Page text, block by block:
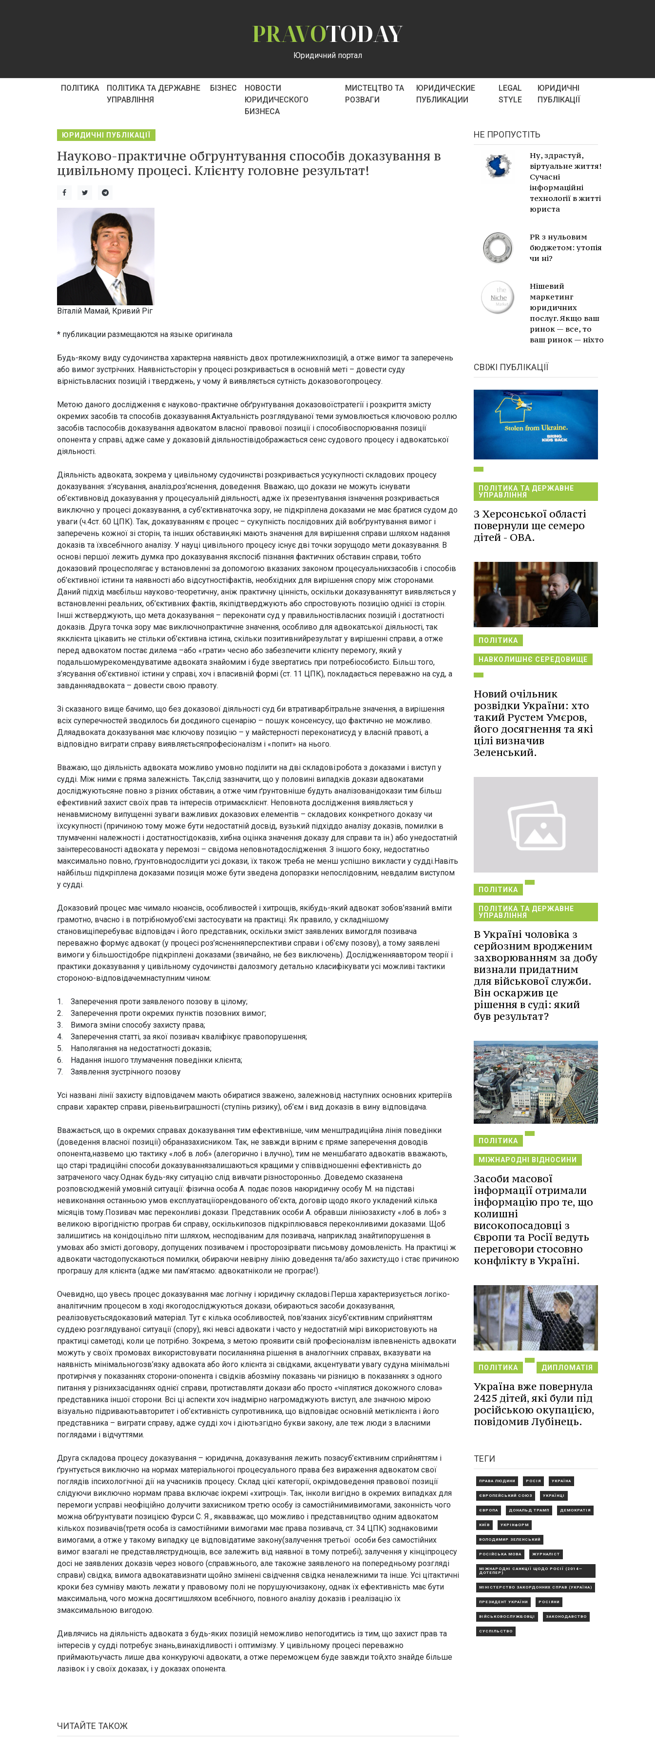
PRAVOTODAY
Юридичний портал
ПОЛІТИКА
ПОЛІТИКА ТА ДЕРЖАВНЕ
УПРАВЛІННЯ
БІЗНЕС
НОВОСТИ
ЮРИДИЧЕСКОГО
БИЗНЕСА
МИСТЕЦТВО ТА
РОЗВАГИ
ЮРИДИЧЕСКИЕ
ПУБЛИКАЦИИ
LEGAL
STYLE
ЮРИДИЧНІ
ПУБЛІКАЦІЇ
ЮРИДИЧНІ ПУБЛІКАЦІЇ
Науково-практичне обгрунтування способів доказування в
цивільному процесі. Клієнту головне результат!
Віталій Мамай, Кривий Ріг
* публикации размещаются на языке оригинала
Будь-якому виду судочинства характерна наявність двох протилежнихпозицій, а отже вимог та заперечень
або вимог зустрічних. Наявністьсторін у процесі розкривається в основній меті – довести суду
вірністьвласних позицій і тверджень, у чому й виявляється сутність доказовогопроцесу.
Метою даного дослідження є науково-практичне обґрунтування доказовоїстратегії і розкриття змісту
окремих засобів та способів доказування.Актуальність розглядуваної теми зумовлюється ключовою роллю
засобів таспособів доказування адвокатом власної правової позиції і способівоспорювання позиції
опонента у справі, адже саме у доказовій діяльностівідображається сенс судового процесу і адвокатської
діяльності.
Діяльність адвоката, зокрема у цивільному судочинстві розкривається усукупності складових процесу
доказування: з’ясування, аналіз,роз’яснення, доведення. Вважаю, що докази не можуть існувати
об’єктивновід доказування у процесуальній діяльності, адже їх презентування ізначення розкривається
виключно у процесі доказування, а суб’єктивнаточка зору, не підкріплена доказами не має братися судом до
уваги (ч.4ст. 60 ЦПК). Так, доказуванням є процес – сукупність послідовних дій вобґрунтування вимог і
заперечень кожної зі сторін, та інших обставин,які мають значення для вирішення справи шляхом надання
доказів та їхвсебічного аналізу. У науці цивільного процесу існує дві точки зорущодо мети доказування. В
основі першої лежить думка про доказування якспосіб пізнання фактичних обставин справи, тобто
доказовий процесполягає у встановленні за допомогою вказаних законом процесуальнихзасобів і способів
об’єктивної істини та наявності або відсутностіфактів, необхідних для вирішення спору між сторонами.
Даний підхід маєбільш науково-теоретичну, аніж практичну цінність, оскільки доказуваннятут виявляється у
встановленні реальних, об’єктивних фактів, якіпідтверджують або спростовують позицію однієї із сторін.
Інші жстверджують, що мета доказування – переконати суд у правильностівласних позицій і достатності
доказів. Друга точка зору має виключнопрактичне значення, особливо для адвокатської діяльності, так
якклієнта цікавить не стільки об’єктивна істина, скільки позитивнийрезультат у вирішенні справи, а отже
перед адвокатом постає дилема –або «грати» чесно або забезпечити клієнту перемогу, який у
подальшомурекомендуватиме адвоката знайомим і буде звертатись при потребіособисто. Більш того,
з’ясування об’єктивної істини у справі, хоч і впасивній формі (ст. 11 ЦПК), покладається переважно на суд, а
завданняадвоката – довести свою правоту.
Зі сказаного вище бачимо, що без доказової діяльності суд би втративарбітральне значення, а вирішення
всіх суперечностей зводилось би доєдиного сценарію – пошук консенсусу, що фактично не можливо.
Дляадвоката доказування має ключову позицію – у майстерності переконатисуд у власній правоті, а
відповідно виграти справу виявляєтьсяпрофесіоналізм і «попит» на нього.
Вважаю, що діяльність адвоката можливо умовно поділити на дві складові:робота з доказами і виступ у
судді. Між ними є пряма залежність. Так,слід зазначити, що у половині випадків докази адвокатами
досліджуютьсяне повно з різних обставин, а отже чим ґрунтовніше будуть аналізованідокази тим більш
ефективний захист своїх прав та інтересів отримаєклієнт. Неповнота дослідження виявляється у
ненавмисному випущенні зуваги важливих доказових елементів – складових конкретного доказу чи
їхсукупності (причиною тому може бути недостатній досвід, вузький підхіддо аналізу доказів, помилки в
тлумаченні належності і достатностідоказів, хибна оцінка значення доказу для справи та ін.) або унедостатній
заінтересованості адвоката у перемозі – свідома неповнотадослідження. З іншого боку, недостатньо
максимально повно, ґрунтовнодослідити усі докази, їх також треба не менш успішно викласти у судді.Навіть
найбільш підкріплена доказами позиція може бути зведена допоразки непослідовним, невдалим виступом
у судді.
Доказовий процес має чимало нюансів, особливостей і хитрощів, якібудь-який адвокат зобов’язаний вміти
грамотно, вчасно і в потрібномуоб’ємі застосувати на практиці. Як правило, у складнішому
становищіперебуває відповідач і його представник, оскільки зміст заявлених вимогдля позивача
переважно формує адвокат (у процесі роз’ясненняперспективи справи і об’єму позову), а тому заявлені
вимоги у більшостідобре підкріплені доказами (звичайно, не без виключень). Дослідженняавтором теорії і
практики доказування у цивільному судочинстві далозмогу детально класифікувати усі можливі тактики
стороною-відповідачемнаступним чином:
1. Заперечення проти заявленого позову в цілому;
2. Заперечення проти окремих пунктів позовних вимог;
3. Вимога зміни способу захисту права;
4. Заперечення статті, за якої позивач кваліфікує правопорушення;
5. Наполягання на недостатності доказів;
6. Надання іншого тлумачення поведінки клієнта;
7. Заявлення зустрічного позову
Усі названі лінії захисту відповідачем мають обиратися зважено, залежновід наступних основних критеріїв
справи: характер справи, рівеньвиграшності (ступінь ризику), об’єм і вид доказів в вину відповідача.
Вважається, що в окремих справах доказування тим ефективніше, чим менштрадиційна лінія поведінки
(доведення власної позиції) обраназахисником. Так, не завжди вірним є пряме заперечення доводів
опонента,назвемо цю тактику «лоб в лоб» (алегорично і влучно), тим не меншбагато адвокатів вважають,
що старі традиційні способи доказуваннязалишаються кращими у співвідношенні ефективність до
затраченого часу.Однак будь-яку ситуацію слід вивчати різносторонньо. Доведемо сказанена
розповсюдженій умовній ситуації: фізична особа А. подає позов наюридичну особу М. на підставі
невиконання останньою умов експлуатаціїорендованого об’єкта, договір щодо якого укладений кілька
місяців тому.Позивач має переконливі докази. Представник особи А. обравши лініюзахисту «лоб в лоб» з
великою вірогідністю програв би справу, оскількипозов підкріплювався переконливими доказами. Щоб
залишитись на конідоцільно піти шляхом, несподіваним для позивача, наприклад знайтипорушення в
умовах або змісті договору, допущених позивачем і просторозірвати письмову домовленість. На практиці ж
адвокати частодопускаються помилки, обираючи невірну лінію доведення та/або захисту,що і стає причиною
програшу для клієнта (адже ми пам’ятаємо: адвокатніколи не програє!).
Очевидно, що увесь процес доказування має логічну і юридичну складові.Перша характеризується логіко-
аналітичним процесом в ході якогодосліджуються докази, обираються засоби доказування,
реалізовуєтьсядоказовий матеріал. Тут є кілька особливостей, пов’язаних зісуб’єктивним сприйняттям
суддею розглядуваної ситуації (спору), які невсі адвокати і часто у недостатній мірі використовують на
практиці саметоді, коли це потрібно. Зокрема, з метою проявити свій професіоналізм івпевненість адвокати
можуть у своїх промовах використовувати посиланняна рішення в аналогічних справах, вказувати на
наявність мінімальногозв’язку адвоката або його клієнта зі свідками, акцентувати увагу судуна мінімальні
протиріччя у показаннях сторони-опонента і свідків абозміну показань чи різницю в показаннях з одного
питання у різнихзасіданнях однієї справи, протиставляти докази або просто «чіплятися докожного слова»
представника іншої сторони. Всі ці аспекти хоч інадмірно нагромаджують виступ, але значною мірою
візуально підриваютьавторитет і об’єктивність супротивника, що відповідає основній метіклієнта і його
представника – виграти справу, адже судді хоч і діютьзгідно букви закону, але теж люди з власними
поглядами і відчуттями.
Друга складова процесу доказування – юридична, доказування лежить позасуб’єктивним сприйняттям і
ґрунтується виключно на нормах матеріальногоі процесуального права без вираження адвокатом свої
поглядів іпсихологічної дії на учасників процесу. Склад цієї категорії, окрімдоведення правової позиції
слідуючи виключно нормам права включає іокремі «хитрощі». Так, інколи вигідно в окремих випадках для
перемоги усправі неофіційно долучити захисником третю особу із самостійнимивимогами, законність чого
можна обґрунтувати позицією Фурси С. Я., якавважає, що можливо і представництво одним адвокатом
кількох позивачів(третя особа із самостійними вимогами має права позивача, ст. 34 ЦПК) зоднаковими
вимогами, а отже у такому випадку це відповідатиме закону(залучення третьої особи без самостійних
вимог взагалі не представляєтруднощів, все залежить від наявної в тому потребі); залучення у кінціпроцесу
досі не заявлених доказів через нового (справжнього, але такожне заявленого на попередньому розгляді
справи) свідка; вимога адвокатавизнати щойно змінені свідчення свідка неналежними та інше. Усі цітактичні
кроки без сумніву мають лежати у правовому полі не порушуючизакону, однак їх ефективність має бути
максимальна, чого можна досягтишляхом всебічного, повного аналізу доказів і реалізацію їх
змаксимальною вигодою.
Дивлячись на діяльність адвоката з будь-яких позицій неможливо непогодитись із тим, що захист прав та
інтересів у судді потребує знань,винахідливості і оптимізму. У цивільному процесі переважно
приймаютьучасть лише два конкуруючі адвокати, а отже переможцем буде завжди той,хто знайде більше
лазівок і у своїх доказах, і у доказах опонента.
ЧИТАЙТЕ ТАКОЖ
НЕ ПРОПУСТІТЬ
Ну, здрастуй,
віртуальне життя!
Сучасні
інформаційні
технології в житті
юриста
PR з нульовим
бюджетом: утопія
чи ні?
Нішевий
маркетинг
юридичних
послуг. Якщо ваш
ринок — все, то
ваш ринок — ніхто
СВІЖІ ПУБЛІКАЦІЇ
ПОЛІТИКА ТА ДЕРЖАВНЕ
УПРАВЛІННЯ
З Херсонської області
повернули ще семеро
дітей - ОВА.
ПОЛІТИКА
НАВКОЛИШНЄ СЕРЕДОВИЩЕ
Новий очільник
розвідки України: хто
такий Рустем Умєров,
його досягнення та які
цілі визначив
Зеленський.
ПОЛІТИКА
ПОЛІТИКА ТА ДЕРЖАВНЕ
УПРАВЛІННЯ
В Україні чоловіка з
серйозним вродженим
захворюванням за добу
визнали придатним
для військової служби.
Він оскаржив це
рішення в суді: який
був результат?
ПОЛІТИКА
МІЖНАРОДНІ ВІДНОСИНИ
Засоби масової
інформації отримали
інформацію про те, що
колишні
високопосадовці з
Європи та Росії ведуть
переговори стосовно
конфлікту в Україні.
ПОЛІТИКА ДИПЛОМАТІЯ
Україна вже повернула
2425 дітей, які були під
російською окупацією,
повідомив Лубінець.
ТЕГИ
ПРАВА ЛЮДИНИ РОСІЯ УКРАЇНА
ЄВРОПЕЙСЬКИЙ СОЮЗ УКРАЇНЦІ
ЄВРОПА ДОНАЛЬД ТРАМП ДЕМОКРАТІЯ
КИЇВ УКРІНФОРМ
ВОЛОДИМИР ЗЕЛЕНСЬКИЙ
РОСІЙСЬКА МОВА ЖУРНАЛІСТ
МІЖНАРОДНІ САНКЦІЇ ЩОДО РОСІЇ (2014—
ДОТЕПЕР)
МІНІСТЕРСТВО ЗАКОРДОННИХ СПРАВ (УКРАЇНА)
ПРЕЗИДЕНТ УКРАЇНИ РОСІЯНИ
ВІЙСЬКОВОСЛУЖБОВЦІ ЗАКОНОДАВСТВО
СУСПІЛЬСТВО